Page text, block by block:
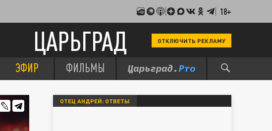
18+
ЦАРЬГРАД ОТКЛЮЧИТЬ РЕКЛАМУ
ЭФИР ФИЛЬМЫ
ОТЕЦ АНДРЕЙ: ОТВЕТЫ